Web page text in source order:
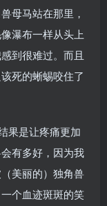
母马站在那里，
瀑布一样从头上
到很难过。而且
死的蜥蜴咬住了
果是让疼痛更加
有多好，因为我
美丽的）独角兽
个血迹斑斑的笑